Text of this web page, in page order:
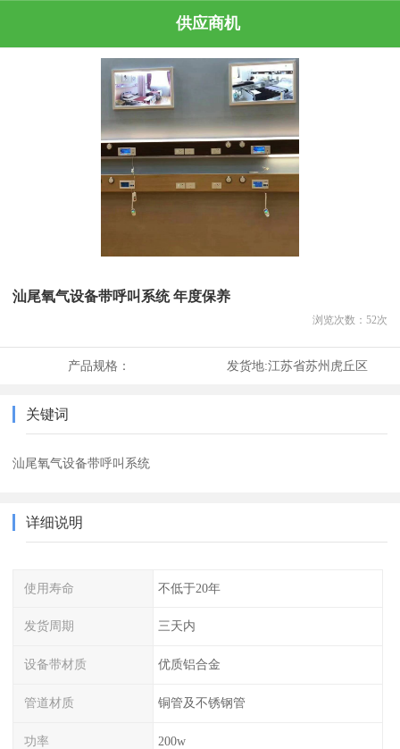
供应商机
汕尾氧气设备带呼叫系统 年度保养
浏览次数： 52次
产品规格： 发货地:江苏省苏州虎丘区
关键词
汕尾氧气设备带呼叫系统
详细说明
使用寿命 不低于20年
发货周期 三天内
设备带材质 优质铝合金
管道材质 铜管及不锈钢管
功率 200w